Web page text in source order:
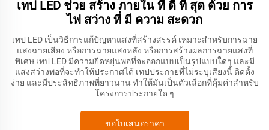
เทป LED ช่วย สร้าง ภายใน ที่ ดี ที่ สุด ด้วย การ
ไฟ สว่าง ที่ มี ความ สะดวก
เทป LED เป็นวิธีการแก้ปัญหาแสงที่สร้างสรรค์ เหมาะสําหรับการฉาย
แสงฉายเสียง หรือการฉายแสงหลัง หรือการสร้างผลการฉายแสงที่
พิเศษ เทป LED มีความยืดหยุ่นพอที่จะออกแบบเป็นรูปแบบใดๆ และมี
แสงสว่างพอที่จะทําให้ประกาศได้ เทปประกายที่ไม่ระบุเสียงนี้ ติดตั้ง
ง่าย และมีประสิทธิภาพที่ยาวนาน ทําให้มันเป็นตัวเลือกที่คุ้มค่าสําหรับ
โครงการประกายใด ๆ
ขอใบเสนอราคา